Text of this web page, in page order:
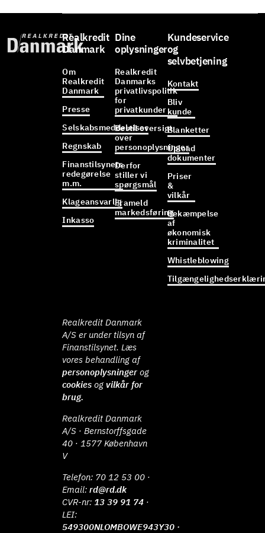
Realkredit
Danmark
Om
Realkredit
Danmark
Presse
Selskabsmeddelelser
Regnskab
Finanstilsynets
redegørelse
m.m.
Klageansvarlig
Inkasso
Dine
oplysninger
Realkredit
Danmarks
privatlivspolitik
for
privatkunder
Bestil oversigt
over
personoplysninger
Derfor
stiller vi
spørgsmål
Frameld
markedsføring
Kundeservice
og
selvbetjening
Kontakt
Bliv
kunde
Blanketter
Upload
dokumenter
Priser
&
vilkår
Bekæmpelse
af
økonomisk
kriminalitet
Whistleblowing
Realkredit Danmark
A/S er under tilsyn af
Finanstilsynet. Læs
vores behandling af
personoplysninger og
cookies ogvilkår for
brug.
Realkredit Danmark
A/S · Bernstorffsgade
40 · 1577 København
V
Telefon: 70 12 53 00 ·
Email:rd@rd.dk
CVR-nr: 13 39 91 74 ·
LEI:
549300NLOMBOWE943Y30 ·